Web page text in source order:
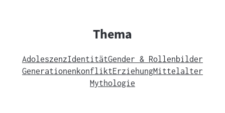
Thema
AdoleszenzIdentitätGender & Rollenbilder
GenerationenkonfliktErziehungMittelalter
Mythologie